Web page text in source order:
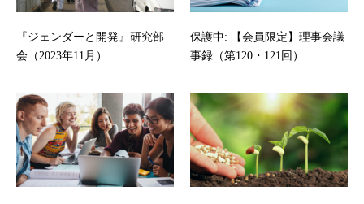
『ジェンダーと開発』研究部
会（2023年11月）
保護中: 【会員限定】理事会議
事録（第120・121回）